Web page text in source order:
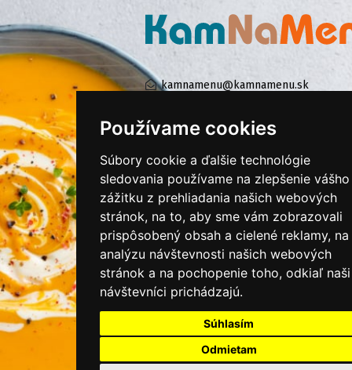
Používame cookies
Súbory cookie a ďalšie technológie
sledovania používame na zlepšenie vášho
zážitku z prehliadania našich webových
stránok, na to, aby sme vám zobrazovali
prispôsobený obsah a cielené reklamy, na
analýzu návštevnosti našich webových
stránok a na pochopenie toho, odkiaľ naši
návštevníci prichádzajú.
Súhlasím
Odmietam
kamnamenu@kamnamenu.sk
instagram/kamnamenu.sk
KONTAKTUJTE NÁS
PRIHLÁSIŤ SA DO ZÁKAZNÍCKEJ ZÓNY
Všeobecné obchodné podmienky
Ochrana osobných údajov
Moje KamNaMenu